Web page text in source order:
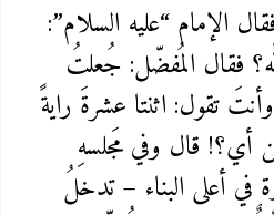
الإمام “عليه السلام”:
فقال المُفضّل: جُعلتُ
تقول: اثنتا عشرةَ رايةً
أي؟! قال وفي مَجلسهِ
أعلى البناء – تدخلُ